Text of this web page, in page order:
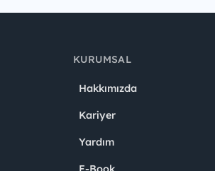
KURUMSAL
Hakkımızda
Kariyer
Yardım